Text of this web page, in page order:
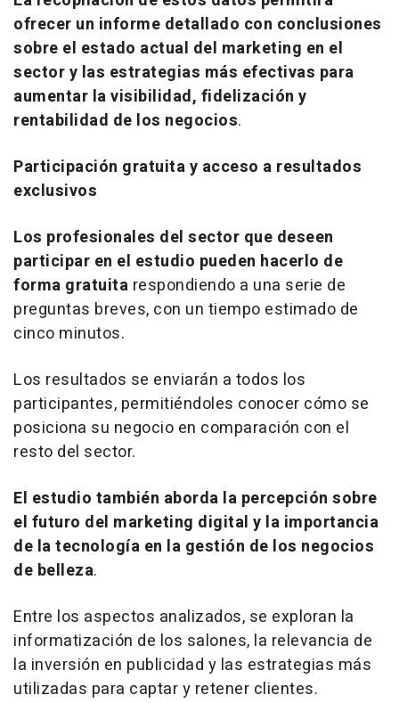
ofrecer un informe detallado con conclusiones
sobre el estado actual del marketing en el
sector y las estrategias más efectivas para
aumentar la visibilidad, fidelización y
rentabilidad de los negocios.
Participación gratuita y acceso a resultados
exclusivos
Los profesionales del sector que deseen
participar en el estudio pueden hacerlo de
forma gratuita respondiendo a una serie de
preguntas breves, con un tiempo estimado de
cinco minutos.
Los resultados se enviarán a todos los
participantes, permitiéndoles conocer cómo se
posiciona su negocio en comparación con el
resto del sector.
El estudio también aborda la percepción sobre
el futuro del marketing digital y la importancia
de la tecnología en la gestión de los negocios
de belleza.
Entre los aspectos analizados, se exploran la
informatización de los salones, la relevancia de
la inversión en publicidad y las estrategias más
utilizadas para captar y retener clientes.